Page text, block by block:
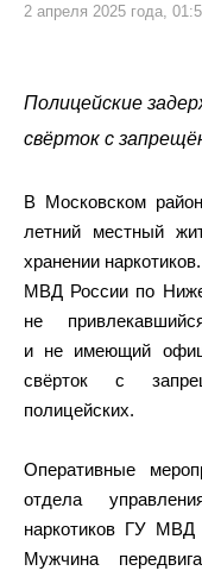
2 апреля 2025 года,
Полицейские
свёрток с
В Московском
летний местный
хранении
МВД России по
не
и не имеющий
свёрток с
полицейских.
Оперативные
отдела
наркотиков ГУ МВД
Мужчина